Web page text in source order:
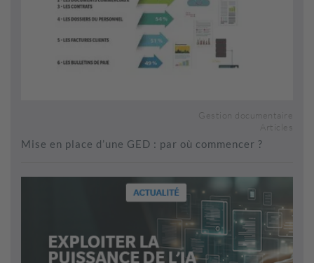
Gestion documentaire
Articles
Mise en place d’une GED : par où commencer ?